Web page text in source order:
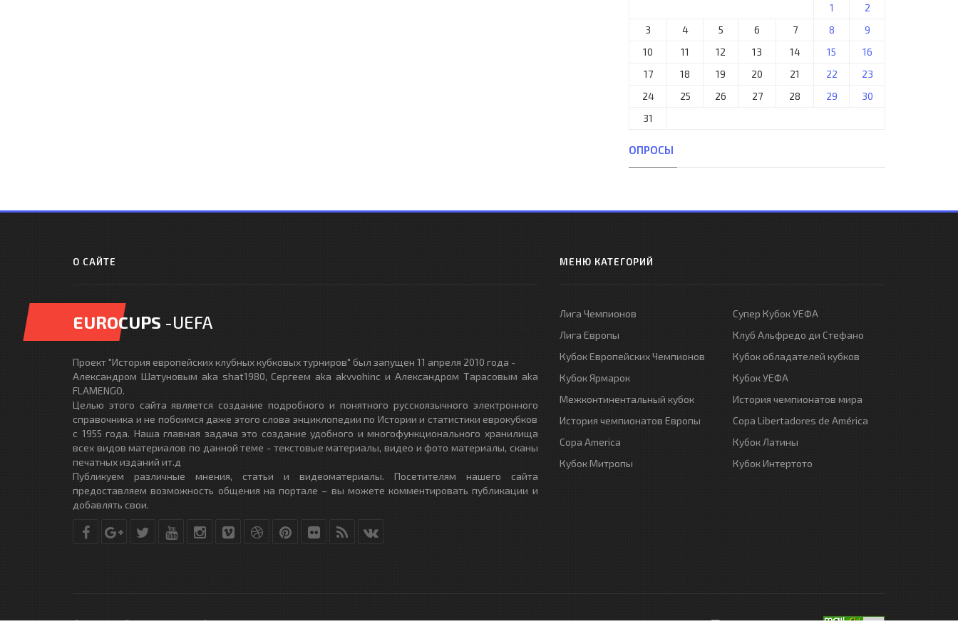
1
2
3
4 5 6 7 8
9
10
11 12 13 14 15
16
17
18 19 20 21 22
23
24
25 26 27 28 29
30
31
ОПРОСЫ
О САЙТЕ
EUROCUPS -UEFA
Проект "История европейских клубных кубковых турниров" был запущен 11 апреля 2010 года -
Александром Шатуновым aka shat1980, Сергеем aka akvvohinc и Александром Тарасовым aka
FLAMENGO.
Целью этого сайта является создание подробного и понятного русскоязычного электронного
справочника и не побоимся даже этого слова энциклопедии по Истории и статистики еврокубков
с 1955 года. Наша главная задача это создание удобного и многофункционального хранилища
всех видов материалов по данной теме - текстовые материалы, видео и фото материалы, сканы
печатных изданий ит.д
Публикуем различные мнения, статьи и видеоматериалы. Посетителям нашего сайта
предоставляем возможность общения на портале – вы можете комментировать публикации и
добавлять свои.
МЕНЮ КАТЕГОРИЙ
Лига Чемпионов
Лига Европы
Кубок Европейских Чемпионов
Кубок Ярмарок
Межконтинентальный кубок
История чемпионатов Европы
Copa America
Кубок Митропы
Супер Кубок УЕФА
Клуб Альфредо ди Стефано
Кубок обладателей кубков
Кубок УЕФА
История чемпионатов мира
Copa Libertadores de América
Кубок Латины
Кубок Интертото
© Copyright © 2010-2017. Разработано студиейDLE-THEME.RU- All Rights Reserved.